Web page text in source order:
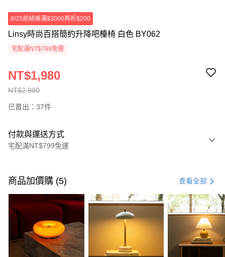
8/25前結帳滿$3000再折$200
Linsy時尚百搭簡約升降吧檯椅 白色 BY062
宅配滿NT$799免運
NT$2,980
NT$1,980
已賣出：37件
付款與運送方式
宅配滿NT$799免運
信用卡一次付款
信用卡分期付款
3 期 0 利率 每期 21家銀行
合作金庫商業銀行
第一商業銀行
華南商業銀行
彰化商業銀行
上海商業儲蓄銀行
台北富邦商業銀行
6 期 0 利率 每期NT$330 21家銀行
合作金庫商業銀行
第一商業銀行
華南商業銀行
彰化商業銀行
LINE Pay
商品加價購 (5) 查看全部